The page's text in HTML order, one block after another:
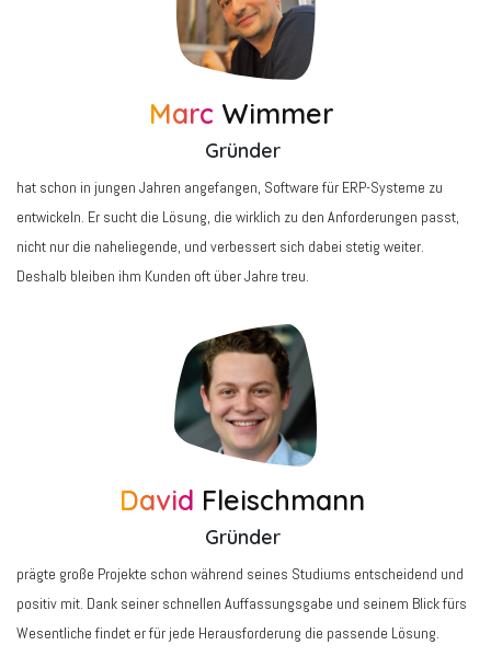
Marc Wimmer
Gründer
hat schon in jungen Jahren angefangen, Software für ERP-Systeme zu
entwickeln. Er sucht die Lösung, die wirklich zu den Anforderungen passt,
nicht nur die naheliegende, und verbessert sich dabei stetig weiter.
Deshalb bleiben ihm Kunden oft über Jahre treu.
David Fleischmann
Gründer
prägte große Projekte schon während seines Studiums entscheidend und
positiv mit. Dank seiner schnellen Auffassungsgabe und seinem Blick fürs
Wesentliche findet er für jede Herausforderung die passende Lösung.